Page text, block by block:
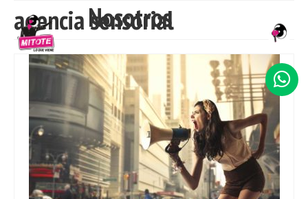
Nosotros
INICIO
NOSOTROS
SERVICIOS
TRABAJO
CLIENTES
CONTACTO
agencia sensorial